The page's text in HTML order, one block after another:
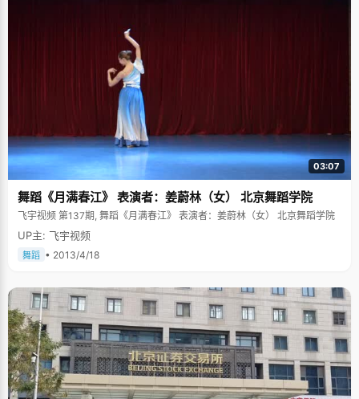
03:07
舞蹈《月满春江》 表演者：姜蔚林（女） 北京舞蹈学院
飞宇视频 第137期, 舞蹈《月满春江》 表演者：姜蔚林（女） 北京舞蹈学院
UP主: 飞宇视频
舞蹈 • 2013/4/18